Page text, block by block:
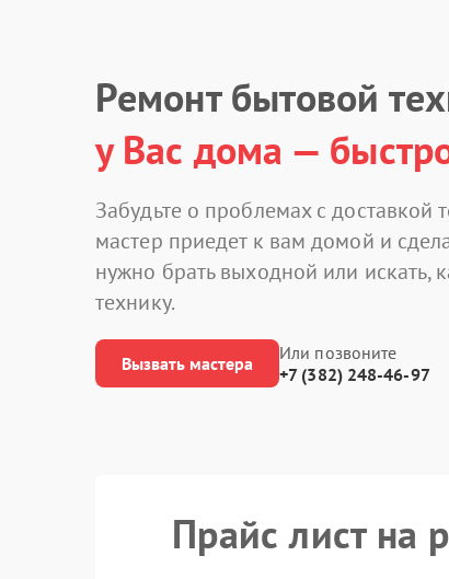
Ремонт бытовой
у Вас дома —
Забудьте о проблемах с доставкой
мастер приедет к вам домой и
нужно брать выходной или искать,
технику.
Вызвать мастера
Или позвоните
+7 (382) 248-46-97
Прайс лист на